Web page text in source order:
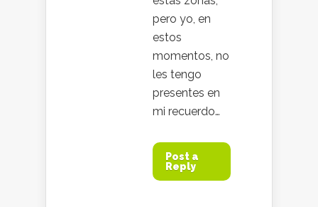
pero yo, en
estos
momentos, no
les tengo
presentes en
mi recuerdo…
Post a
Reply